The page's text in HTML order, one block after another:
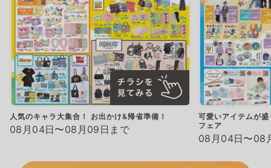
人気のキャラ大集合！ お出かけ&帰省準備！
08月04日〜08月09日まで
可愛いアイテムが
フェア
08月04日〜08